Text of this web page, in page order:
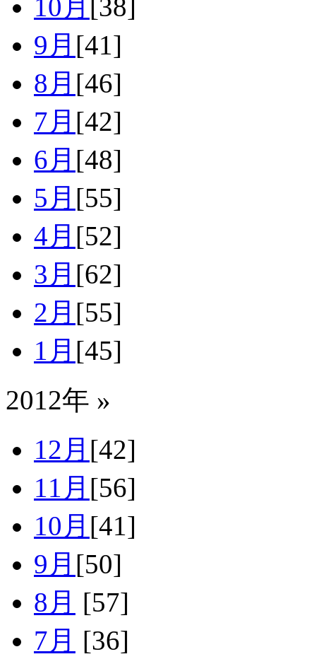
10月 [38]
9月 [41]
8月 [46]
7月 [42]
6月 [48]
5月 [55]
4月 [52]
3月 [62]
2月 [55]
1月 [45]
2012年 »
12月 [42]
11月 [56]
10月 [41]
9月 [50]
8月 [57]
7月 [36]